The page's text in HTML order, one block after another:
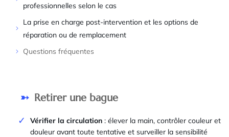
professionnelles selon le cas
La prise en charge post-intervention et les options de
réparation ou de remplacement
Questions fréquentes
Retirer une bague
Vérifier la circulation : élever la main, contrôler couleur et
douleur avant toute tentative et surveiller la sensibilité